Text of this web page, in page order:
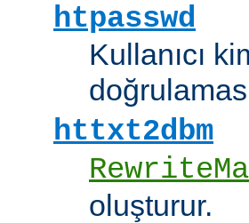
htpasswd
Kullanıcı
httxt2dbm
oluşturur.